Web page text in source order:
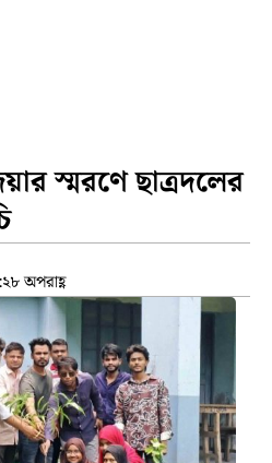
স্মরণে ছাত্রদলের
অপরাহ্ণ